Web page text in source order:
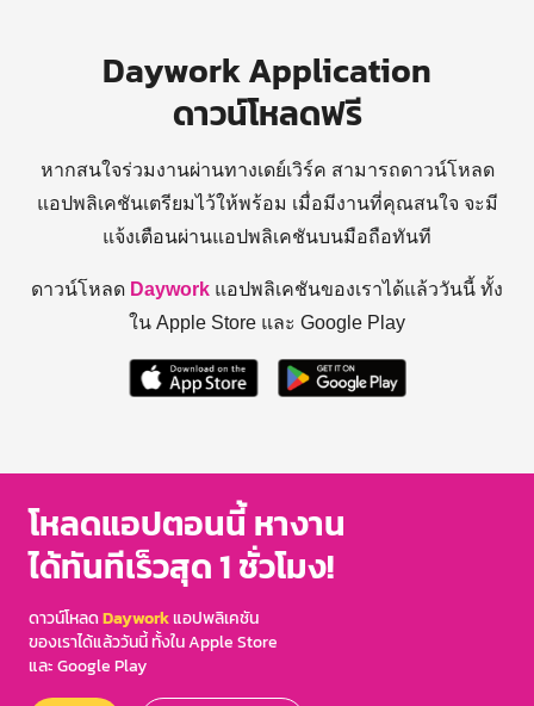
Daywork Application
ดาวน์โหลดฟรี
หากสนใจร่วมงานผ่านทางเดย์เวิร์ค สามารถดาวน์โหลด
แอปพลิเคชันเตรียมไว้ให้พร้อม เมื่อมีงานที่คุณสนใจ จะมี
แจ้งเตือนผ่านแอปพลิเคชันบนมือถือทันที
ดาวน์โหลด Daywork แอปพลิเคชันของเราได้แล้ววันนี้ ทั้ง
ใน Apple Store และ Google Play
โหลดแอปตอนนี้ หางาน
ได้ทันทีเร็วสุด 1 ชั่วโมง!
ดาวน์โหลดDayworkแอปพลิเคชัน
ของเราได้แล้ววันนี้ ทั้งใน Apple Store
และ Google Play